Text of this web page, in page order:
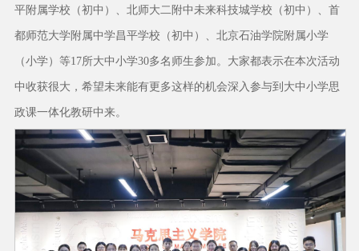
平附属学校（初中）、北师大二附中未来科技城学校（初中）、首
都师范大学附属中学昌平学校（初中）、北京石油学院附属小学
（小学）等17所大中小学30多名师生参加。大家都表示在本次活动
中收获很大，希望未来能有更多这样的机会深入参与到大中小学思
政课一体化教研中来。